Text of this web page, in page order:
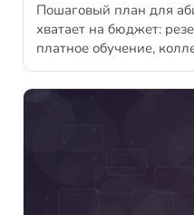
Пошаговый план для
хватает на бюджет:
платное обучение,